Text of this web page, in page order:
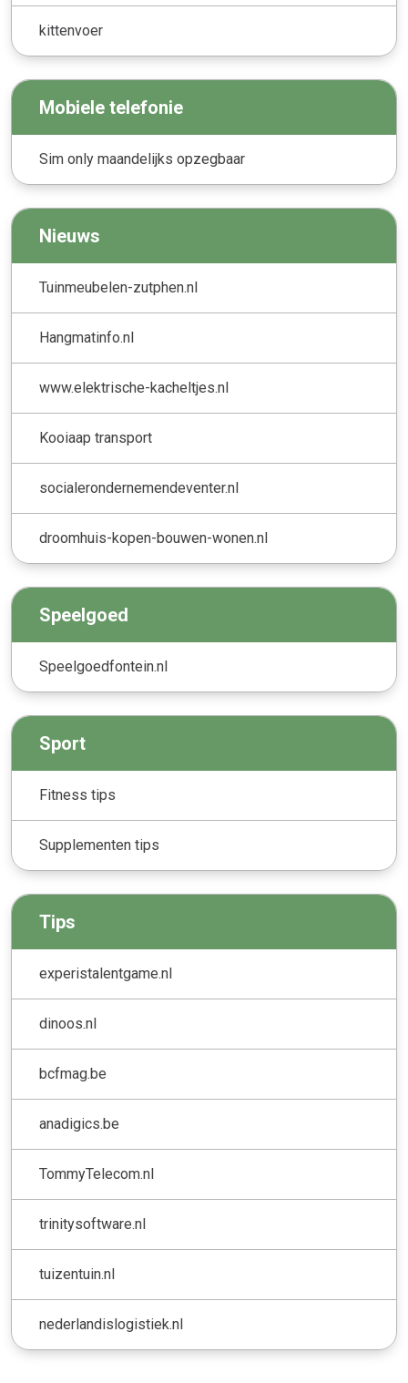
kittenvoer
Mobiele telefonie
Sim only maandelijks opzegbaar
Nieuws
Tuinmeubelen-zutphen.nl
Hangmatinfo.nl
www.elektrische-kacheltjes.nl
Kooiaap transport
socialerondernemendeventer.nl
droomhuis-kopen-bouwen-wonen.nl
Speelgoed
Speelgoedfontein.nl
Sport
Fitness tips
Supplementen tips
Tips
experistalentgame.nl
dinoos.nl
bcfmag.be
anadigics.be
TommyTelecom.nl
trinitysoftware.nl
tuizentuin.nl
nederlandislogistiek.nl